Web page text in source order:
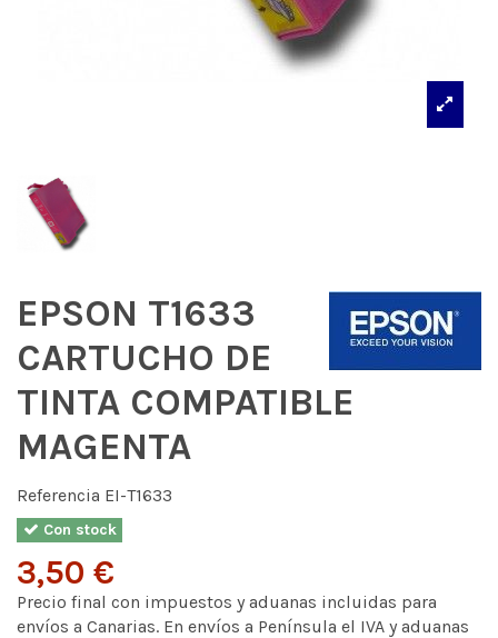
EPSON T1633
CARTUCHO DE
TINTA COMPATIBLE
MAGENTA
Referencia EI-T1633
Con stock
3,50 €
Precio final con impuestos y aduanas incluidas para
envíos a Canarias. En envíos a Península el IVA y aduanas